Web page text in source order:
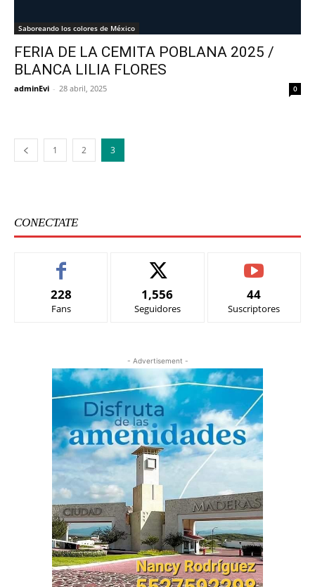
Saboreando los colores de México
FERIA DE LA CEMITA POBLANA 2025 /
BLANCA LILIA FLORES
adminEvi - 28 abril, 2025 0
1 2 3
CONECTATE
228
Fans
1,556
Seguidores
44
Suscriptores
- Advertisement -